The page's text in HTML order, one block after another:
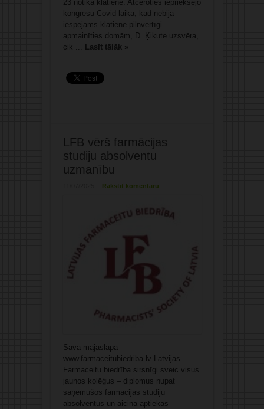
23 notika klātienē. Atceroties iepriekšējo
kongresu Covid laikā, kad nebija
iespējams klātienē pilnvērtīgi
apmainīties domām, D. Ķikute uzsvēra,
cik ... Lasīt tālāk »
LFB vērš farmācijas
studiju absolventu
uzmanību
Rakstīt komentāru
Savā mājaslapā
www.farmaceitubiedriba.lv Latvijas
Farmaceitu biedrība sirsnīgi sveic visus
jaunos kolēģus – diplomus nupat
saņēmušos farmācijas studiju
absolventus un aicina aptiekās